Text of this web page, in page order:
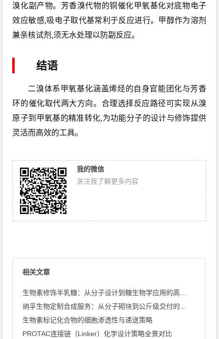
溴化副产物。芳香溴代物的铜催化甲氧基化对底物电子
效应敏感,吸电子取代基常利于反应进行。甲醇作为溶剂
兼亲核试剂,须无水处理以防副反应。
结语
二溴体系甲氧基化涵盖烯烃的自身官能团化与芳香
环的催化取代两大方向。合理选择反应路径可实现从溴
原子到甲氧基的精准转化,为功能分子的设计与修饰提供
灵活而高效的工具。
我的微信
关注我了解更多内容
相关文章
生物素标记化合物的细胞渗透性与递送策略
PROTAC连接链（Linker）化学设计策略全景对比